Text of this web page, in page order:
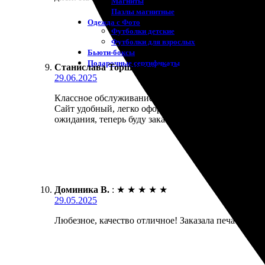
Пазлы магнитные
Одежда с Фото
Футболки детские
Футболки для взрослых
Бьюти-боксы
Подарочные сертификаты
Станислава Торшина : ★ ★ ★
29.06.2025
Классное обслуживание, качественная печать и
Сайт удобный, легко оформлять заказ.
ожидания, теперь буду заказывать снова!
Доминика В. : ★ ★ ★ ★ ★
29.05.2025
Любезное, качество отличное! Заказала печать на